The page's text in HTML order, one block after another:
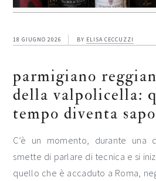
18 GIUGNO 2026 BY ELISA CECCUZZI
parmigiano
della valpolicella:
tempo diventa
C’è un momento, durante una
smette di parlare di tecnica e si
quello che è accaduto a Roma,